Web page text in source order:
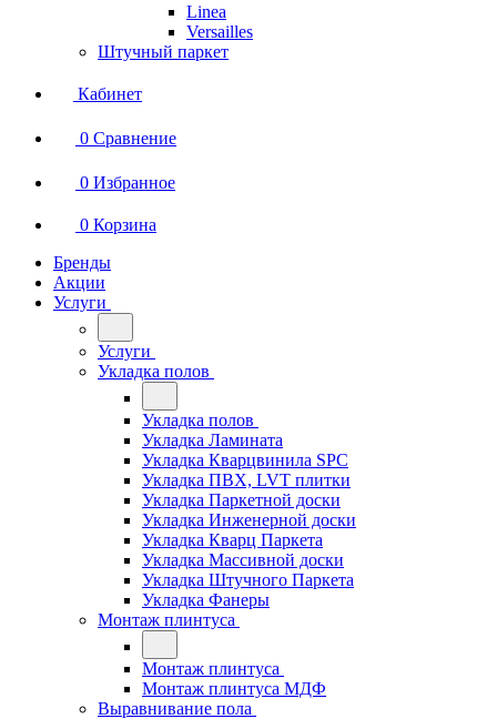
Linea
Versailles
Штучный паркет
Кабинет
0 Сравнение
0 Избранное
0 Корзина
Бренды
Акции
Услуги
Услуги
Укладка полов
Укладка полов
Укладка Ламината
Укладка Кварцвинила SPC
Укладка ПВХ, LVT плитки
Укладка Паркетной доски
Укладка Инженерной доски
Укладка Кварц Паркета
Укладка Массивной доски
Укладка Штучного Паркета
Укладка Фанеры
Монтаж плинтуса
Монтаж плинтуса
Монтаж плинтуса МДФ
Выравнивание пола